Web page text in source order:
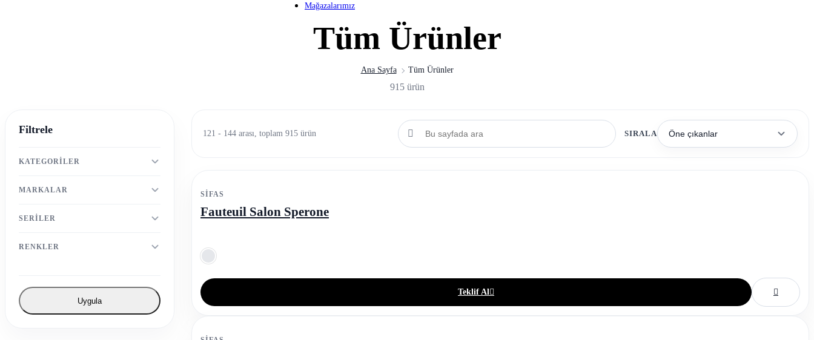
Mağazalarımız
Tüm Ürünler
Ana Sayfa Tüm Ürünler
915 ürün
Filtrele
KATEGORILER
MARKALAR
SERILER
RENKLER
Uygula
121 - 144 arası, toplam 915 ürün SIRALA Öne çıkanlar
SIFAS
Fauteuil Salon Sperone
Teklif Al